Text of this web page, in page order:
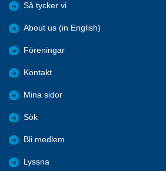
Så tycker vi
About us (in English)
Föreningar
Kontakt
Mina sidor
Sök
Bli medlem
Lyssna